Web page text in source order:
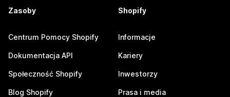
Zasoby
Centrum Pomocy Shopify
Dokumentacja API
Społeczność Shopify
Blog Shopify
Shopify
Informacje
Kariery
Inwestorzy
Prasa i media